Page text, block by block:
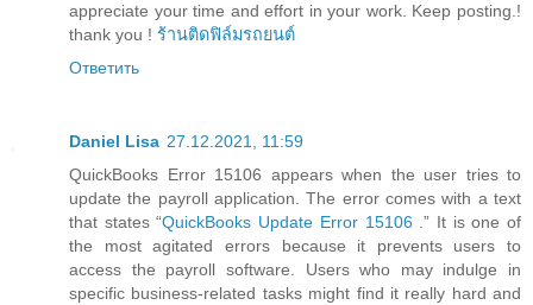
appreciate your time and effort in your work. Keep posting.!
thank you ! ร้านติดฟิล์มรถยนต์
Ответить
Daniel Lisa 27.12.2021, 11:59
QuickBooks Error 15106 appears when the user tries to
update the payroll application. The error comes with a text
that states “QuickBooks Update Error 15106 .” It is one of
the most agitated errors because it prevents users to
access the payroll software. Users who may indulge in
specific business-related tasks might find it really hard and